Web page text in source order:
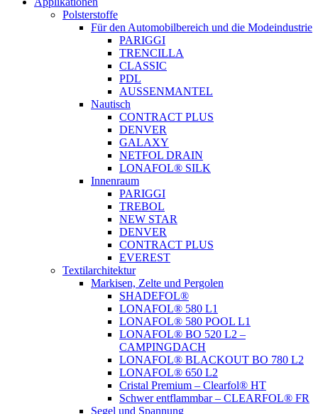
Polsterstoffe
Für den Automobilbereich und die Modeindustrie
PARIGGI
TRENCILLA
CLASSIC
PDL
AUSSENMANTEL
Nautisch
CONTRACT PLUS
DENVER
GALAXY
NETFOL DRAIN
LONAFOL® SILK
Innenraum
PARIGGI
TREBOL
NEW STAR
DENVER
CONTRACT PLUS
EVEREST
Textilarchitektur
Markisen, Zelte und Pergolen
SHADEFOL®
LONAFOL® 580 L1
LONAFOL® 580 POOL L1
LONAFOL® BO 520 L2 –
CAMPINGDACH
LONAFOL® BLACKOUT BO 780 L2
LONAFOL® 650 L2
Cristal Premium – Clearfol® HT
Schwer entflammbar – CLEARFOL® FR
Segel und Spannung